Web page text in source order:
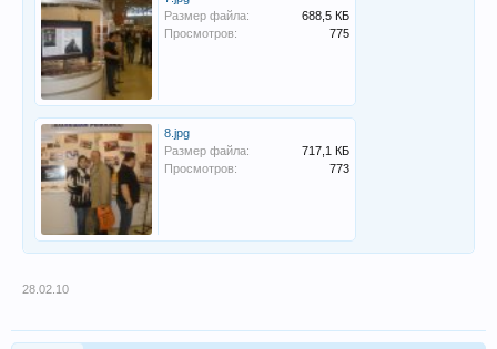
Размер файла:
688,5 КБ
Просмотров:
775
8.jpg
Размер файла:
717,1 КБ
Просмотров:
773
28.02.10